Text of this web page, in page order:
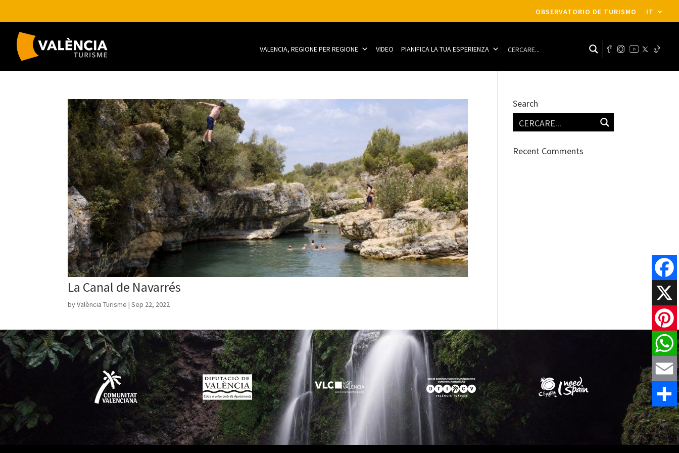
OBSERVATORIO DE TURISMO IT
VALENCIA, REGIONE PER REGIONE VIDEO PIANIFICA LA TUA ESPERIENZA
La Canal de Navarrés
byValència Turisme |Sep 22, 2022
Search
Recent Comments
X
Email
Share